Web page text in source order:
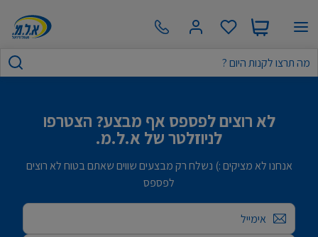
לא רוצים לפספס אף מבצע? הצטרפו
לניוזלטר של א.ל.מ.
אנחנו לא מציקים :) נשלח רק מבצעים שווים שאתם בטוח לא רוצים
לפספס
אימייל